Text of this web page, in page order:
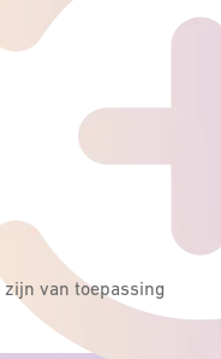
zijn van toepassing